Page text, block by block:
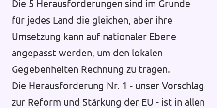
Die 5 Herausforderungen sind im Grunde
für jedes Land die gleichen, aber ihre
Umsetzung kann auf nationaler Ebene
angepasst werden, um den lokalen
Gegebenheiten Rechnung zu tragen.
Die Herausforderung Nr. 1 - unser Vorschlag
zur Reform und Stärkung der EU - ist in allen